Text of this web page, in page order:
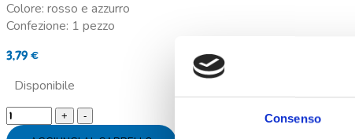
Consenso
Colore: rosso e azzurro
Confezione: 1 pezzo
3,79€
Disponibile
Candela
pirotecnica